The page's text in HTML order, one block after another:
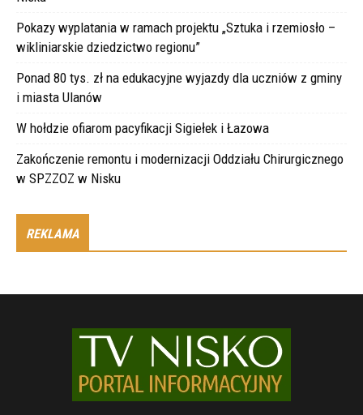
Pokazy wyplatania w ramach projektu „Sztuka i rzemiosło –
wikliniarskie dziedzictwo regionu”
Ponad 80 tys. zł na edukacyjne wyjazdy dla uczniów z gminy
i miasta Ulanów
W hołdzie ofiarom pacyfikacji Sigiełek i Łazowa
Zakończenie remontu i modernizacji Oddziału Chirurgicznego
w SPZZOZ w Nisku
REKLAMA